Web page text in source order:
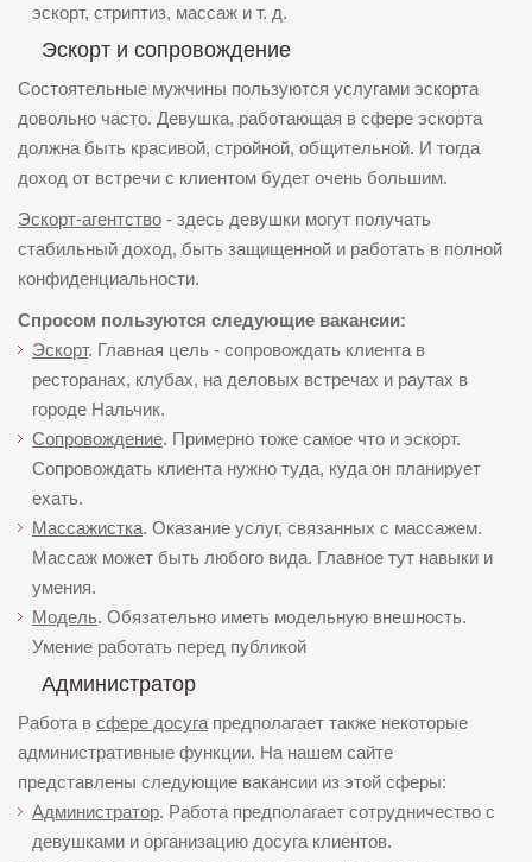
эскорт, стриптиз, массаж и т. д.
Эскорт и сопровождение
Состоятельные мужчины пользуются услугами эскорта
довольно часто. Девушка, работающая в сфере эскорта
должна быть красивой, стройной, общительной. И тогда
доход от встречи с клиентом будет очень большим.
Эскорт-агентство - здесь девушки могут получать
стабильный доход, быть защищенной и работать в полной
конфиденциальности.
Спросом пользуются следующие вакансии:
Эскорт. Главная цель - сопровождать клиента в
ресторанах, клубах, на деловых встречах и раутах в
городе Нальчик.
Сопровождение. Примерно тоже самое что и эскорт.
Сопровождать клиента нужно туда, куда он планирует
ехать.
Массажистка. Оказание услуг, связанных с массажем.
Массаж может быть любого вида. Главное тут навыки и
умения.
Модель. Обязательно иметь модельную внешность.
Умение работать перед публикой
Администратор
Работа в сфере досуга предполагает также некоторые
административные функции. На нашем сайте
представлены следующие вакансии из этой сферы:
Администратор. Работа предполагает сотрудничество с
девушками и организацию досуга клиентов.